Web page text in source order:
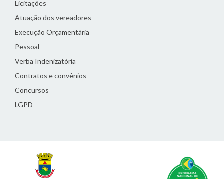
Licitações
Atuação dos vereadores
Execução Orçamentária
Pessoal
Verba Indenizatória
Contratos e convênios
Concursos
LGPD